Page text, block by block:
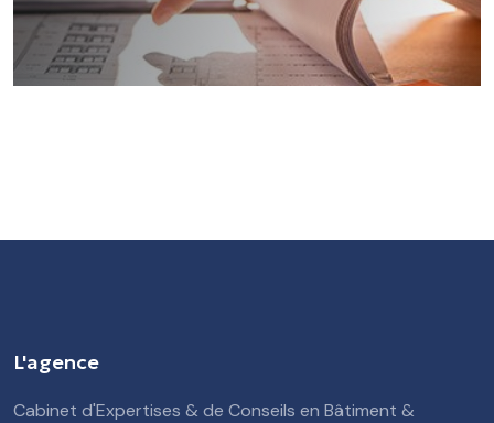
L'agence
Cabinet d'Expertises & de Conseils en Bâtiment &